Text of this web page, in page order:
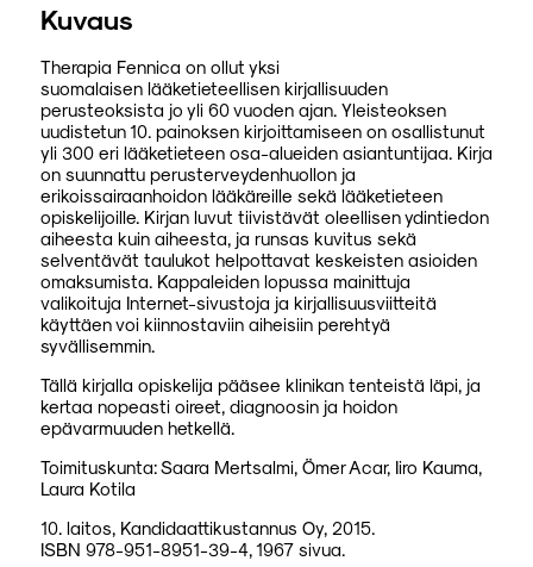
Kuvaus
Therapia Fennica on ollut yksi
suomalaisen lääketieteellisen kirjallisuuden
perusteoksista jo yli 60 vuoden ajan. Yleisteoksen
uudistetun 10. painoksen kirjoittamiseen on osallistunut
yli 300 eri lääketieteen osa-alueiden asiantuntijaa. Kirja
on suunnattu perusterveydenhuollon ja
erikoissairaanhoidon lääkäreille sekä lääketieteen
opiskelijoille. Kirjan luvut tiivistävät oleellisen ydintiedon
aiheesta kuin aiheesta, ja runsas kuvitus sekä
selventävät taulukot helpottavat keskeisten asioiden
omaksumista. Kappaleiden lopussa mainittuja
valikoituja Internet-sivustoja ja kirjallisuusviitteitä
käyttäen voi kiinnostaviin aiheisiin perehtyä
syvällisemmin.
Tällä kirjalla opiskelija pääsee klinikan tenteistä läpi, ja
kertaa nopeasti oireet, diagnoosin ja hoidon
epävarmuuden hetkellä.
Toimituskunta: Saara Mertsalmi, Ömer Acar, Iiro Kauma,
Laura Kotila
10. laitos, Kandidaattikustannus Oy, 2015.
ISBN 978-951-8951-39-4, 1967 sivua.